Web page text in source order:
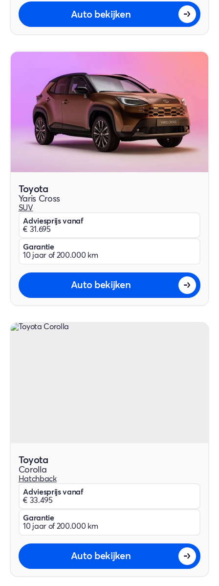
Auto bekijken
Toyota
Yaris Cross
SUV
Adviesprijs vanaf
€ 31.695
Garantie
10 jaar of 200.000 km
Auto bekijken
Toyota
Corolla
Hatchback
Adviesprijs vanaf
€ 33.495
Garantie
10 jaar of 200.000 km
Auto bekijken